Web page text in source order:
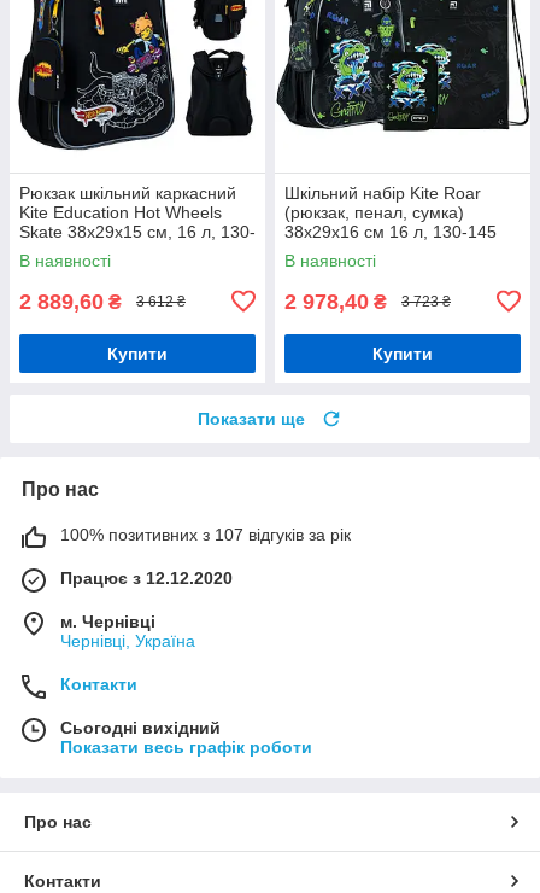
Рюкзак шкільний каркасний
Kite Education Hot Wheels
Skate 38x29x15 см, 16 л, 130-
145 см, чорний
В наявності
2 889,60 ₴ 3 612 ₴
Купити
Шкільний набір Kite Roar
(рюкзак, пенал, сумка)
38x29x16 см 16 л, 130-145
см, SET_K24-531M-5
В наявності
2 978,40 ₴ 3 723 ₴
Купити
Показати ще
Про нас
100% позитивних з 107 відгуків за рік
Працює з 12.12.2020
м. Чернівці
Чернівці, Україна
Контакти
Сьогодні вихідний
Показати весь графік роботи
Про нас
Контакти